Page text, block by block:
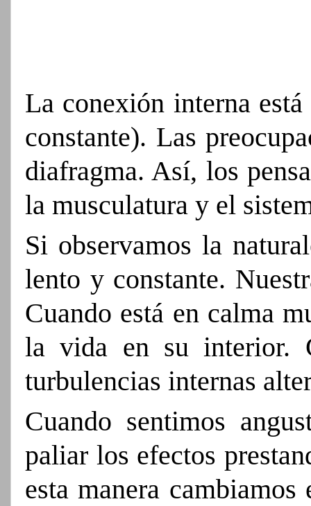
La conexión interna
constante). Las
diafragma. Así, los
la musculatura y el
Si observamos la
lento y constante.
Cuando está en calma
la vida en su interior.
turbulencias internas
Cuando sentimos
paliar los efectos
esta manera